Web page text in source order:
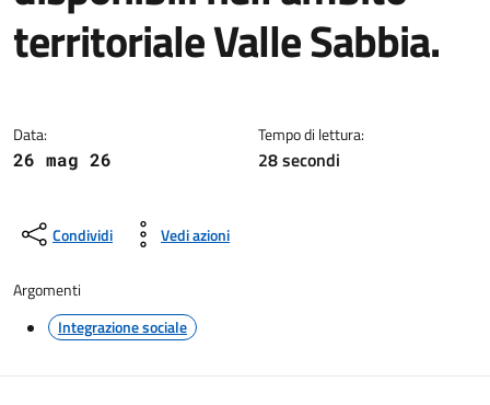
territoriale Valle Sabbia.
Data:
26 mag 26
Tempo di lettura:
28 secondi
Condividi Vedi azioni
Argomenti
Integrazione sociale